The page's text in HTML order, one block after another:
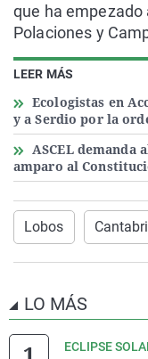
LEER MÁS
Ecologistas en
y a Serdio por la
ASCEL demanda
amparo al
que ha
Polaciones y
Lobos
LO MÁS
ECLIPSE